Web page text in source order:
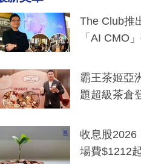
The Club推
「AI CMO
分鐘生成「
霸王茶姬亞
題超級茶倉
y及香港限
收息股2026
場費$1212